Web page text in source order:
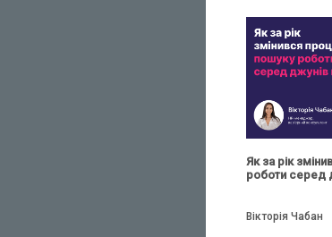
Як за рік
роботи серед
Вікторія Чабан